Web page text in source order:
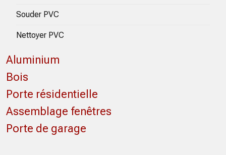
Souder PVC
Nettoyer PVC
Aluminium
Bois
Porte résidentielle
Assemblage fenêtres
Porte de garage